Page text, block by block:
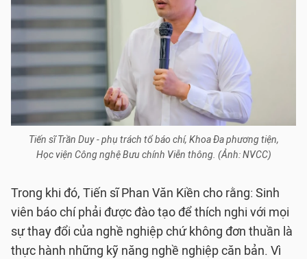
Tiến sĩ Trần Duy - phụ trách tổ báo chí, Khoa Đa phương tiện,
Học viện Công nghệ Bưu chính Viễn thông. (Ảnh: NVCC)
Trong khi đó, Tiến sĩ Phan Văn Kiền cho rằng: Sinh
viên báo chí phải được đào tạo để thích nghi với mọi
sự thay đổi của nghề nghiệp chứ không đơn thuần là
thực hành những kỹ năng nghề nghiệp căn bản. Vì